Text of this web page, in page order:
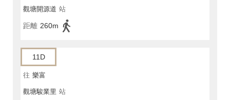
觀塘開源道 站
距離 260m
11D
往 樂富
觀塘駿業里 站